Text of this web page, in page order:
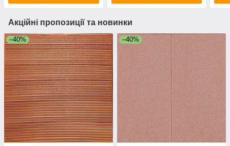
Акційні пропозиції та новинки
–40% –40%